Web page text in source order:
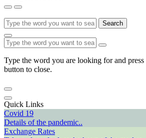
Search
Type the word you are looking for and press
button to close.
Quick Links
Covid 19
Details of the pandemic..
Exchange Rates